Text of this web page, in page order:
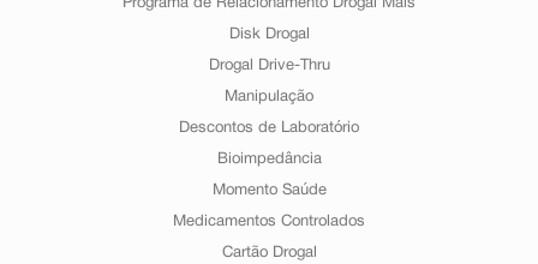
Programa de Relacionamento Drogal Mais
Disk Drogal
Drogal Drive-Thru
Manipulação
Descontos de Laboratório
Bioimpedância
Momento Saúde
Medicamentos Controlados
Cartão Drogal